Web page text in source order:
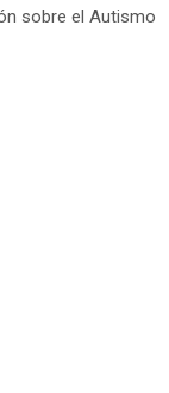
sobre el Autismo